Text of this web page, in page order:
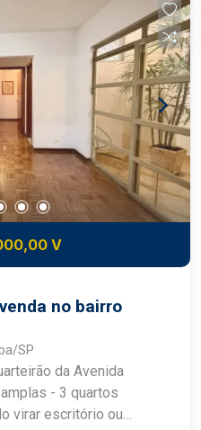
V
no bairro
SP
da Avenida
virar escritório ou